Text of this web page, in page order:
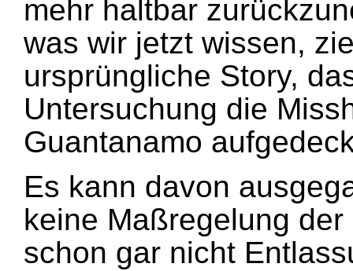
mehr haltbar
was wir jetzt wissen,
ursprüngliche Story,
Untersuchung die
Guantanamo
Es kann davon
keine Maßregelung
schon gar nicht